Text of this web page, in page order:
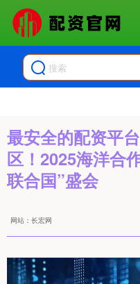
最安全的配资平
区！2025海洋合
联合国”盛会
网站：长宏网